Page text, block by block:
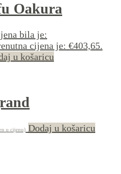
Oakura
bila je:
cijena je: €403,65.
u košaricu
u cijenu) Dodaj u košaricu